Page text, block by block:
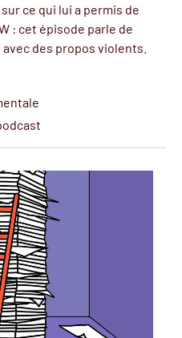
ce qui lui a permis de
: cet épisode parle de
des propos violents.